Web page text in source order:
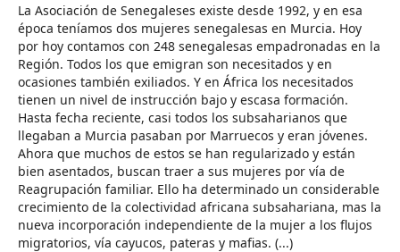
La Asociación de Senegaleses existe desde 1992, y en esa
época teníamos dos mujeres senegalesas en Murcia. Hoy
por hoy contamos con 248 senegalesas empadronadas en la
Región. Todos los que emigran son necesitados y en
ocasiones también exiliados. Y en África los necesitados
tienen un nivel de instrucción bajo y escasa formación.
Hasta fecha reciente, casi todos los subsaharianos que
llegaban a Murcia pasaban por Marruecos y eran jóvenes.
Ahora que muchos de estos se han regularizado y están
bien asentados, buscan traer a sus mujeres por vía de
Reagrupación familiar. Ello ha determinado un considerable
crecimiento de la colectividad africana subsahariana, mas la
nueva incorporación independiente de la mujer a los flujos
migratorios, vía cayucos, pateras y mafias. (...)